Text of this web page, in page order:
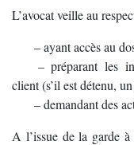
L’avocat veille au
– ayant accès au
– préparant les
client (s’il est détenu,
– demandant des
A l’issue de la garde